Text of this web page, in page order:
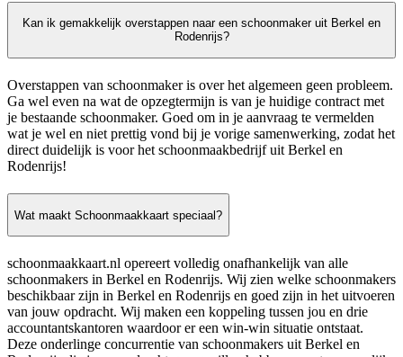
Kan ik gemakkelijk overstappen naar een schoonmaker uit Berkel en
Rodenrijs?
Overstappen van schoonmaker is over het algemeen geen probleem.
Ga wel even na wat de opzegtermijn is van je huidige contract met
je bestaande schoonmaker. Goed om in je aanvraag te vermelden
wat je wel en niet prettig vond bij je vorige samenwerking, zodat het
direct duidelijk is voor het schoonmaakbedrijf uit Berkel en
Rodenrijs!
Wat maakt Schoonmaakkaart speciaal?
schoonmaakkaart.nl opereert volledig onafhankelijk van alle
schoonmakers in Berkel en Rodenrijs. Wij zien welke schoonmakers
beschikbaar zijn in Berkel en Rodenrijs en goed zijn in het uitvoeren
van jouw opdracht. Wij maken een koppeling tussen jou en drie
accountantskantoren waardoor er een win-win situatie ontstaat.
Deze onderlinge concurrentie van schoonmakers uit Berkel en